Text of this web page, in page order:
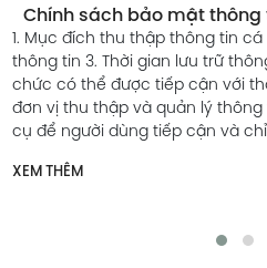
tin
cá nhân 2. Phạm vi thu thập
thông tin 4. Những người hoặc tổ
thông tin đó 5. Địa chỉ của
tin 6. Phương thức và công
chỉnh sửa dữ liệu